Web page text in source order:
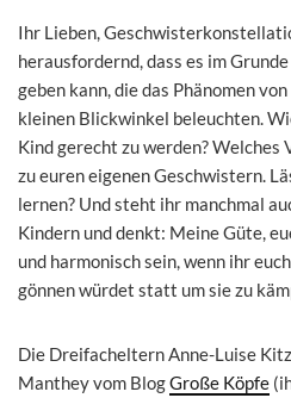
Ihr Lieben,
herausfordernd, dass es im
geben kann, die das Phänomen
kleinen Blickwinkel beleuchten.
Kind gerecht zu werden?
zu euren eigenen Geschwistern.
lernen? Und steht ihr manchmal
Kindern und denkt: Meine Güte,
und harmonisch sein, wenn ihr
gönnen würdet statt um sie zu
Die Dreifacheltern Anne-Luise
Manthey vom BlogGroße Köpfe